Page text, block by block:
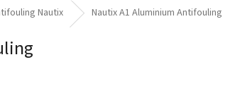
Nautix Nautix A1 Aluminium Antifouling